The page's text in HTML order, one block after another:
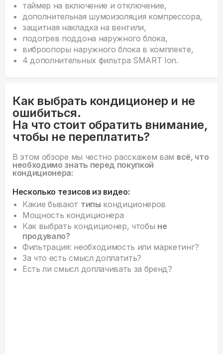
таймер на включение и отключение,
дополнительная шумоизоляция компрессора,
защитная накладка на вентили,
подогрев поддона наружного блока,
виброопоры наружного блока в комплекте,
4 дополнительных фильтра SMART Ion.
Как выбрать кондиционер и не
ошибиться.
На что стоит обратить внимание,
чтобы не переплатить?
В этом обзоре мы честно расскажем вам всё, что
необходимо знать перед покупкой
кондиционера:
Несколько тезисов из видео:
Какие бывают типы кондиционеров
Мощность кондиционера
Как выбрать кондиционер, чтобы не
продувало?
Фильтрация: необходимость или маркетинг?
За что есть смысл доплатить?
Есть ли смысл доплачивать за бренд?